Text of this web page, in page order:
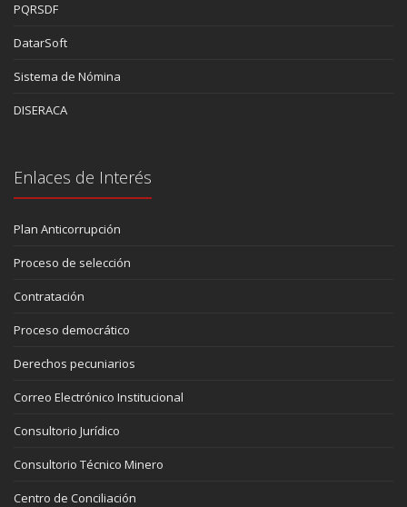
PQRSDF
DatarSoft
Sistema de Nómina
DISERACA
Enlaces de Interés
Plan Anticorrupción
Proceso de selección
Contratación
Proceso democrático
Derechos pecuniarios
Correo Electrónico Institucional
Consultorio Jurídico
Consultorio Técnico Minero
Centro de Conciliación